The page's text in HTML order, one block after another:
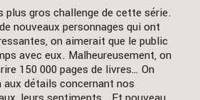
plus gros challenge de cette série.
nouveaux personnages qui ont
on aimerait que le public
avec eux. Malheureusement, on
150 000 pages de livres… On
détails concernant nos